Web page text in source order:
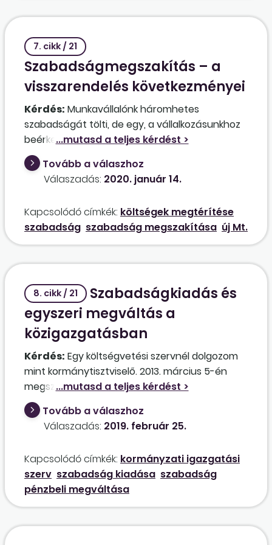
7. cikk / 21
Szabadságmegszakítás – a
visszarendelés következményei
Kérdés: Munkavállalónk háromhetes
szabadságát tölti, de egy, a vállalkozásunkhoz
beérkezett üzleti ajánlat miatt szükség volna
arra, hogy ő folytassa le a tárgyalásokat (ő
tárgyalóképes angol nyelven). Hogyan lehet őt
a szabadságáról visszarendelni, és mik ennek a
Tovább a válaszhoz
Válaszadás: 2020. január 14.
Kapcsolódó címkék: költségek megtérítése
szabadság szabadság megszakítása új Mt.
8. cikk / 21
Szabadságkiadás és
egyszeri megváltás a
közigazgatásban
Kérdés: Egy költségvetési szervnél dolgozom
mint kormánytisztviselő. 2013. március 5-én
megszületett az első gyermekem, majd 2016.
február 8-án a második is, akikkel folyamatosan
otthon voltam (CSED-en, GYED-en és GYES-en)
megszakítások nélkül. 2018 szeptemberében
igényelt GYES idejére járó fizetés nélküli
szabadságom megszakítását a
munkáltatóijogkör-gyakorlómnál, aki ezt
engedélyezte is 2018. október 23-ával. Közös
megegyezésünknek megfelelően egy
Tovább a válaszhoz
Válaszadás: 2019. február 25.
Kapcsolódó címkék: kormányzati igazgatási
szerv szabadság kiadása szabadság
pénzbeli megváltása